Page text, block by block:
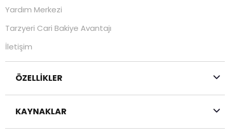
Yardım Merkezi
Tarzyeri Cari Bakiye Avantajı
İletişim
ÖZELLİKLER
KAYNAKLAR